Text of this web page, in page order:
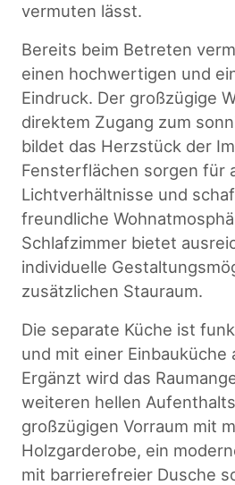
vermuten lässt.
Bereits beim Betreten
einen hochwertigen und
Eindruck. Der großzügige
direktem Zugang zum
bildet das Herzstück der
Fensterflächen sorgen für
Lichtverhältnisse und
freundliche
Schlafzimmer bietet
individuelle
zusätzlichen Stauraum.
Die separate Küche ist
und mit einer
Ergänzt wird das
weiteren hellen
großzügigen Vorraum mit
Holzgarderobe, ein
mit barrierefreier Dusche